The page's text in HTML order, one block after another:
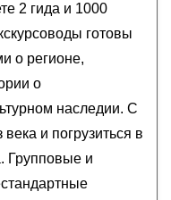
2 гида и 1000
готовы
о регионе,
о
наследии. С
и погрузиться в
Групповые и